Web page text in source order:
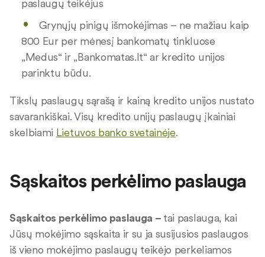
paslaugų teikėjus
Grynųjų pinigų išmokėjimas – ne mažiau kaip
800 Eur per mėnesį bankomatų tinkluose
„Medus“ ir „Bankomatas.lt“ ar kredito unijos
parinktu būdu.
Tikslų paslaugų sąrašą ir kainą kredito unijos nustato
savarankiškai. Visų kredito unijų paslaugų įkainiai
skelbiami Lietuvos banko svetainėje.
Sąskaitos perkėlimo paslauga
Sąskaitos perkėlimo paslauga – tai paslauga, kai
Jūsų mokėjimo sąskaita ir su ja susijusios paslaugos
iš vieno mokėjimo paslaugų teikėjo perkeliamos